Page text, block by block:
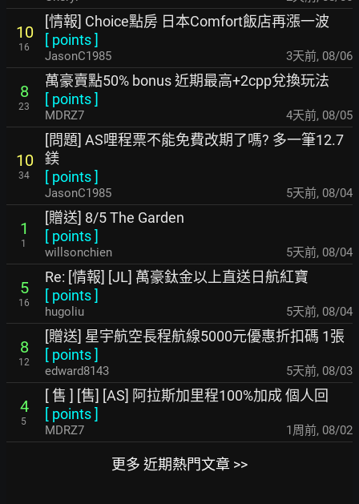
10
16
[情報] Choice點房 日本Comfort飯店再漲一波
[ points]
JasonC1985 3天前, 08/06
8
23
萬豪賣點50% bonus 近期最高+2cpp兌換玩法
[ points]
MDRZ7 4天前, 08/05
10
34
[問題] AS哩程票不能免費改期了嗎? 多一筆12.7
鎂
[ points]
JasonC1985 5天前, 08/04
1
1
[贈送] 8/5 The Garden
[ points]
willsonchien 5天前, 08/04
5
16
Re: [情報] [JL] 萬豪鈦金以上直送日航紅寶
[ points]
hugoliu 5天前, 08/04
8
12
[贈送] 星宇航空長程航線5000元優惠折扣碼 1張
[ points]
edward8143 5天前, 08/03
4
5
[ 售 ] [售] [AS] 阿拉斯加里程100%加成 個人回
[ points]
MDRZ7 1周前, 08/02
更多 近期熱門文章 >>